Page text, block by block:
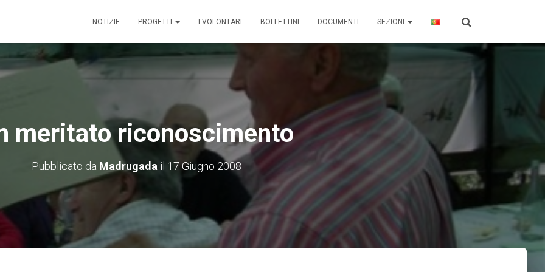
NOTIZIE PROGETTI I VOLONTARI BOLLETTINI DOCUMENTI SEZIONI
meritato riconoscimento
Pubblicato da Madrugada il 17 Giugno 2008